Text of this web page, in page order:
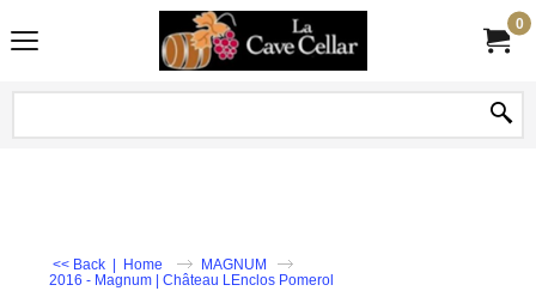
0
<< Back | Home
MAGNUM
2016 - Magnum | Château LEnclos Pomerol